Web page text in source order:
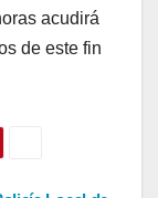
acudirá
de este fin